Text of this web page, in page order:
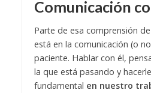
Comunicación
Parte de esa comprensión
está en la comunicación (o
paciente. Hablar con él,
la que está pasando y
fundamental en nuestro